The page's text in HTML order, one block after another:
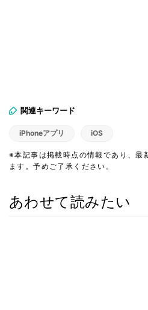
関連キーワード
iPhoneアプリ iOS
※本記事は掲載時点の情報であり、最
ます。予めご了承ください。
あわせて読みたい